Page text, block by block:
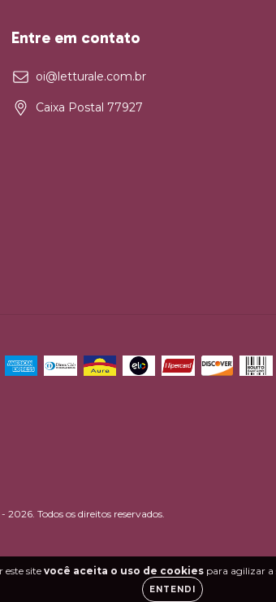
este sitevocê aceita o uso de cookiespara agilizar a
ENTENDI
Entre em contato
oi@letturale.com.br
Caixa Postal 77927
Todos os direitos reservados.